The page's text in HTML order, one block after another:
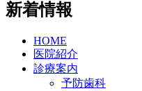
新着情報
HOME
医院紹介
診療案内
予防歯科